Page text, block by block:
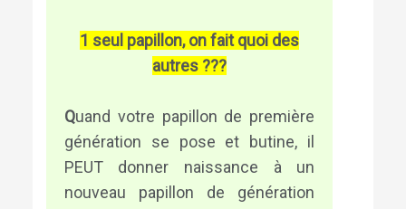
1 seul papillon, on fait quoi des
autres ???
Quand votre papillon de première
génération se pose et butine, il
PEUT donner naissance à un
nouveau papillon de génération